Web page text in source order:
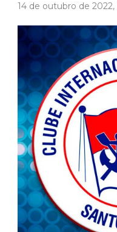
14 de outubro de